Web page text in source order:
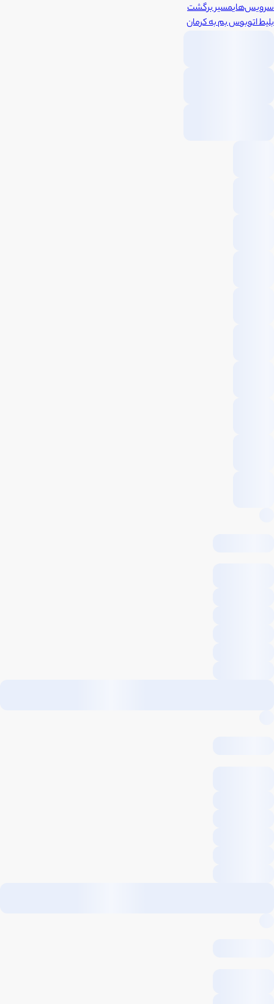
سرویس‌هایمسیر برگشت
بلیط اتوبوسبمبهکرمان